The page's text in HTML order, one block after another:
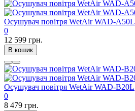
Осушувач повітря WetAir WAD-A50L
0
12 599 грн.
В кошик
Осушувач повітря WetAir WAD-B20L
0
8 479 грн.